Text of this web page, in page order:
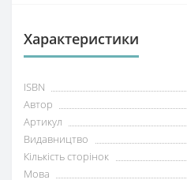
Характеристики
ISBN
Автор
Артикул
Видавництво
Кількість сторінок
Мова